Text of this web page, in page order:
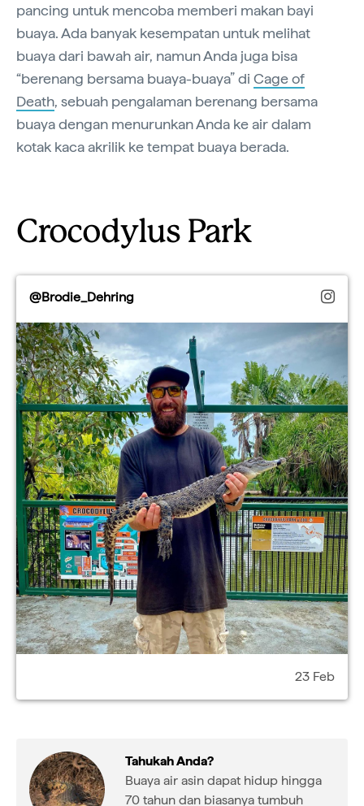
pancing untuk mencoba memberi makan bayi
buaya. Ada banyak kesempatan untuk melihat
buaya dari bawah air, namun Anda juga bisa
“berenang bersama buaya-buaya” di Cage of
Death, sebuah pengalaman berenang bersama
buaya dengan menurunkan Anda ke air dalam
kotak kaca akrilik ke tempat buaya berada.
Crocodylus Park
@Brodie_Dehring
23 Feb
Tahukah Anda?
Buaya air asin dapat hidup hingga
70 tahun dan biasanya tumbuh